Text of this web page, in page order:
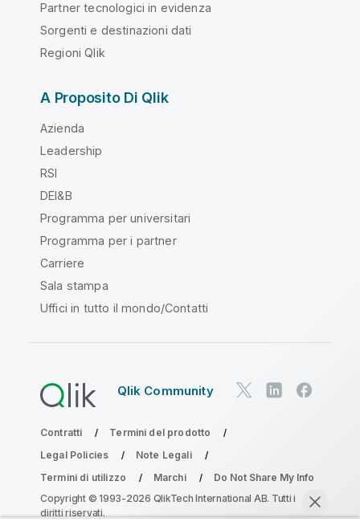
Partner tecnologici in evidenza
Sorgenti e destinazioni dati
Regioni Qlik
A Proposito Di Qlik
Azienda
Leadership
RSI
DEI&B
Programma per universitari
Programma per i partner
Carriere
Sala stampa
Uffici in tutto il mondo/Contatti
Qlik Community
Contratti
Termini del prodotto
Legal Policies
Note Legali
Termini di utilizzo
Marchi
Do Not Share My Info
Copyright © 1993-2026 QlikTech International AB. Tutti i
diritti riservati.